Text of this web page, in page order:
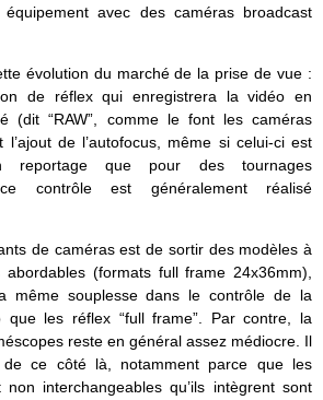
avec des caméras broadcast
évolution du marché de la prise de vue :
de réflex qui enregistrera la vidéo en
(dit “RAW”, comme le font les caméras
l’ajout de l’autofocus, même si celui-ci est
reportage que pour des tournages
contrôle est généralement réalisé
de caméras est de sortir des modèles à
(formats full frame 24x36mm),
même souplesse dans le contrôle de la
que les réflex “full frame”. Par contre, la
reste en général assez médiocre. Il
de ce côté là, notamment parce que les
interchangeables qu’ils intègrent sont